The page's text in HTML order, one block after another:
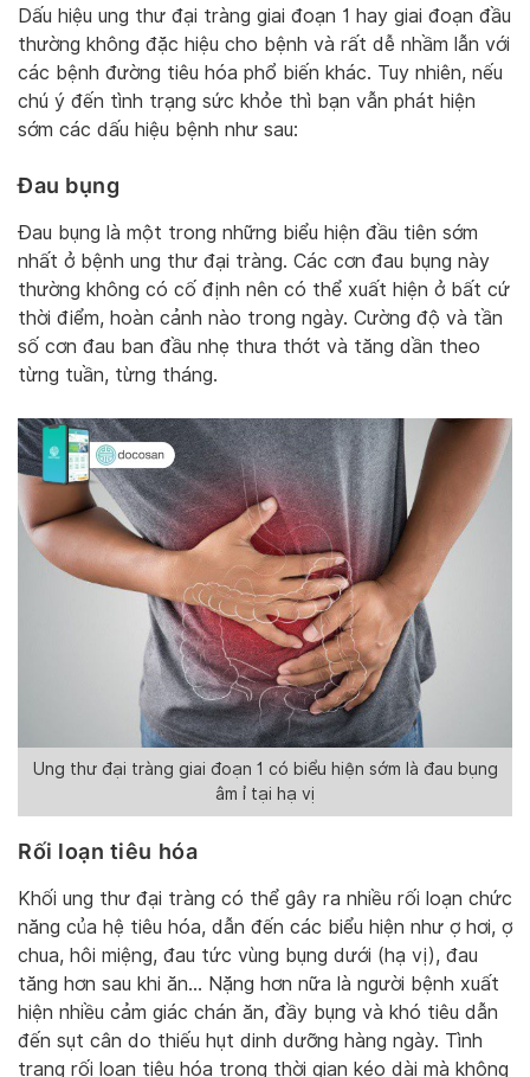
Dấu hiệu ung thư đại tràng giai đoạn 1 hay giai đoạn đầu
thường không đặc hiệu cho bệnh và rất dễ nhầm lẫn với
các bệnh đường tiêu hóa phổ biến khác. Tuy nhiên, nếu
chú ý đến tình trạng sức khỏe thì bạn vẫn phát hiện
sớm các dấu hiệu bệnh như sau:
Đau bụng
Đau bụng là một trong những biểu hiện đầu tiên sớm
nhất ở bệnh ung thư đại tràng. Các cơn đau bụng này
thường không có cố định nên có thể xuất hiện ở bất cứ
thời điểm, hoàn cảnh nào trong ngày. Cường độ và tần
số cơn đau ban đầu nhẹ thưa thớt và tăng dần theo
từng tuần, từng tháng.
Ung thư đại tràng giai đoạn 1 có biểu hiện sớm là đau bụng
âm ỉ tại hạ vị
Rối loạn tiêu hóa
Khối ung thư đại tràng có thể gây ra nhiều rối loạn chức
năng của hệ tiêu hóa, dẫn đến các biểu hiện như ợ hơi, ợ
chua, hôi miệng, đau tức vùng bụng dưới (hạ vị), đau
tăng hơn sau khi ăn… Nặng hơn nữa là người bệnh xuất
hiện nhiều cảm giác chán ăn, đầy bụng và khó tiêu dẫn
đến sụt cân do thiếu hụt dinh dưỡng hàng ngày. Tình
trạng rối loạn tiêu hóa trong thời gian kéo dài mà không